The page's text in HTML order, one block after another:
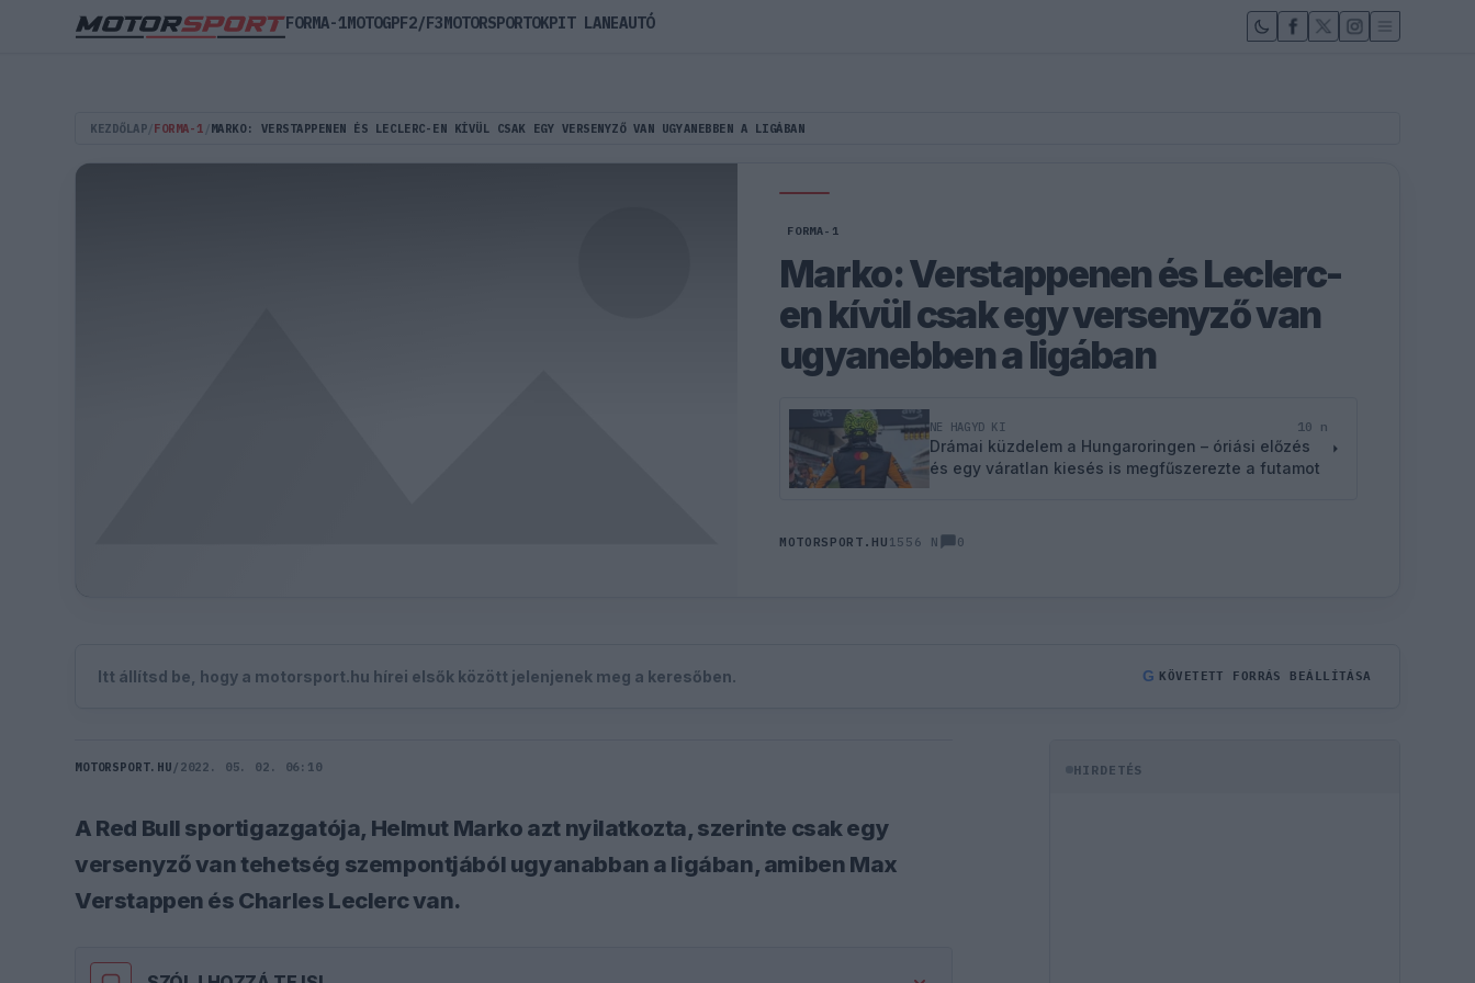
KEZDŐLAP FORMA-1 MARKO: VERSTAPPENEN ÉS LECLERC-EN KÍVÜL CSAK EGY VERSENYZŐ VAN UGYANEBBEN A LIGÁBAN
FORMA-1
Marko: Verstappenen és Leclerc-
en kívül csak egy versenyző van
ugyanebben a ligában
NE HAGYD KI 10 n
Drámai küzdelem a Hungaroringen – óriási előzés
és egy váratlan kiesés is megfűszerezte a futamot
MOTORSPORT.HU 1556 N 0
Itt állítsd be, hogy a motorsport.hu hírei elsők között jelenjenek meg a keresőben. G KÖVETETT FORRÁS BEÁLLÍTÁSA
MOTORSPORT.HU / 2022. 05. 02. 06:10
A Red Bull sportigazgatója, Helmut Marko azt nyilatkozta, szerinte csak egy
versenyző van tehetség szempontjából ugyanabban a ligában, amiben Max
Verstappen és Charles Leclerc van.
HIRDETÉS
FORMA-1MOTOGPF2/F3MOTORSPORTOKPIT LANEAUTÓ